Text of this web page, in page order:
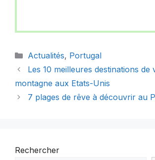
Catégories
Actualités, Portugal
Les 10 meilleures destinations de
montagne aux Etats-Unis
7 plages de rêve à découvrir au
Rechercher